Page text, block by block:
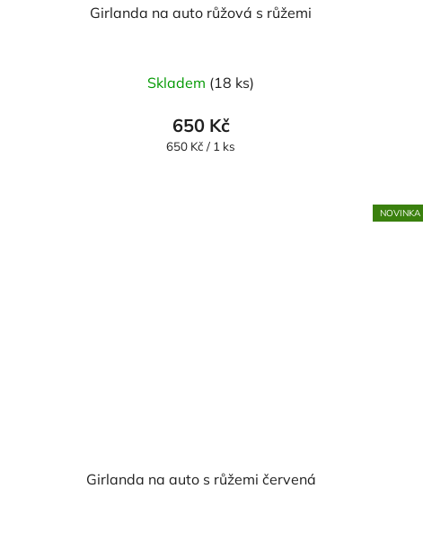
Girlanda na auto růžová s růžemi
hodnocení
produktu
je
Skladem (18 ks)
650 Kč
Měrná
650 Kč / 1 ks
Girlanda na auto s růžemi červená
NOVINKA